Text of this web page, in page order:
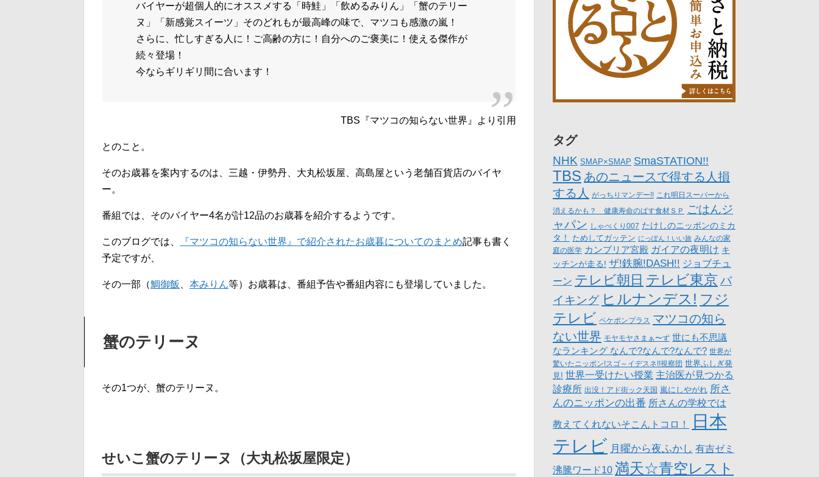
バイヤーが超個人的にオススメする「時鮭」「飲めるみりん」「蟹のテリー
ヌ」「新感覚スイーツ」そのどれもが最高峰の味で、マツコも感激の嵐！
さらに、忙しすぎる人に！ご高齢の方に！自分へのご褒美に！使える傑作が
続々登場！
今ならギリギリ間に合います！
TBS『マツコの知らない世界』より引用
とのこと。
そのお歳暮を案内するのは、三越・伊勢丹、大丸松坂屋、高島屋という老舗百貨店のバイヤ
ー。
番組では、そのバイヤー4名が計12品のお歳暮を紹介するようです。
このブログでは、 『マツコの知らない世界』で紹介されたお歳暮についてのまとめ記事も書く
予定ですが、
その一部（鯛御飯 本みりん等）お歳暮は、番組予告や番組内容にも登場していました。
蟹のテリーヌ
その1つが、蟹のテリーヌ。
せいこ蟹のテリーヌ（大丸松坂屋限定）
タグ
NHK SMAP×SMAP SmaSTATION!!
TBS あのニュースで得する人損
する人
がっちりマンデー!! これ明日スーパーから
消えるかも？ 健康寿命のばす食材ＳＰ
ごはんジ
ャパン しゃべくり007 たけしのニッポンのミカ
タ！
ためしてガッテン にっぽん！いい旅 みんなの家
庭の医学 カンブリア宮殿 ガイアの夜明け キ
ッチンが走る! ザ!鉄腕!DASH!! ジョブチュ
ーン テレビ朝日 テレビ東京 バ
イキング ヒルナンデス! フジ
テレビ ペケポンプラス マツコの知ら
ない世界 モヤモヤさまぁ〜ず 世にも不思議
なランキング なんで?なんで?なんで? 世界が
驚いたニッポン!スゴ～イデスネ!!視察団 世界ふしぎ発
見! 世界一受けたい授業 主治医が見つかる
診療所 出没！アド街ック天国 嵐にしやがれ 所さ
んのニッポンの出番 所さんの学校では
教えてくれないそこんトコロ！
日本
テレビ 月曜から夜ふかし 有吉ゼミ
沸騰ワード10 満天☆青空レスト